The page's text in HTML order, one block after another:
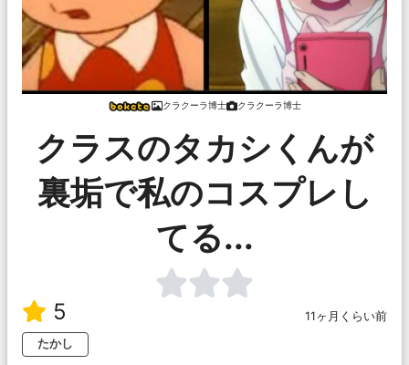
クラクーラ博士 クラクーラ博士
クラスのタカシくんが
裏垢で私のコスプレし
てる...
5
11ヶ月くらい前
たかし